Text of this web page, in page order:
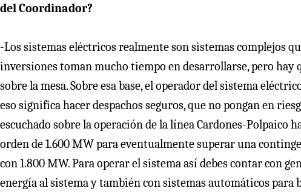
del Coordinador?
-Los sistemas eléctricos realmente son sistemas complejos
inversiones toman mucho tiempo en desarrollarse, pero hay
sobre la mesa. Sobre esa base, el operador del sistema
eso significa hacer despachos seguros, que no pongan en
escuchado sobre la operación de la línea Cardones-Polpaico
orden de 1.600 MW para eventualmente superar una
con 1.800 MW. Para operar el sistema así debes contar con
energía al sistema y también con sistemas automáticos